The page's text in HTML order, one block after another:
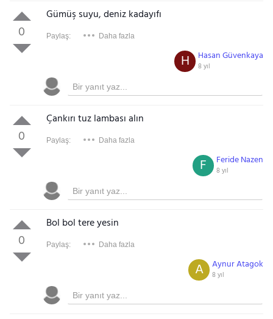
0
Gümüş suyu, deniz kadayıfı
Paylaş: Daha fazla
Hasan Güvenkaya
8 yıl
H
0
Çankırı tuz lambası alın
Paylaş: Daha fazla
Feride Nazen
8 yıl
F
0
Bol bol tere yesin
Paylaş: Daha fazla
Aynur Atagok
8 yıl
A